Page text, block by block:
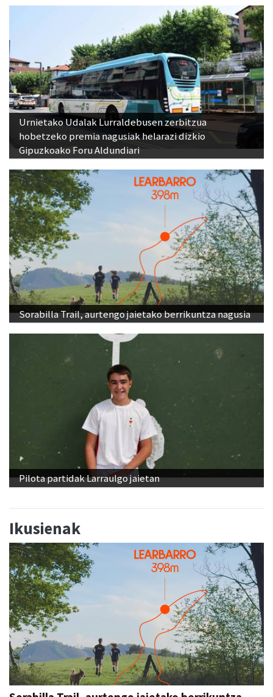
Urnietako Udalak Lurraldebusen zerbitzua
hobetzeko premia nagusiak helarazi dizkio
Gipuzkoako Foru Aldundiari
Sorabilla Trail, aurtengo jaietako berrikuntza nagusia
Pilota partidak Larraulgo jaietan
Ikusienak